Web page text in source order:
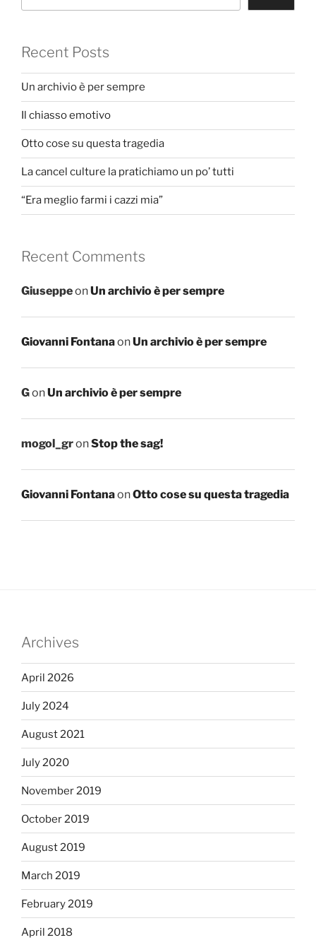
Recent Posts
Un archivio è per sempre
Il chiasso emotivo
Otto cose su questa tragedia
La cancel culture la pratichiamo un po’ tutti
“Era meglio farmi i cazzi mia”
Recent Comments
GiuseppeonUn archivio è per sempre
Giovanni FontanaonUn archivio è per sempre
GonUn archivio è per sempre
mogol_gronStop the sag!
Giovanni FontanaonOtto cose su questa tragedia
Archives
April 2026
July 2024
August 2021
July 2020
November 2019
October 2019
August 2019
March 2019
February 2019
April 2018